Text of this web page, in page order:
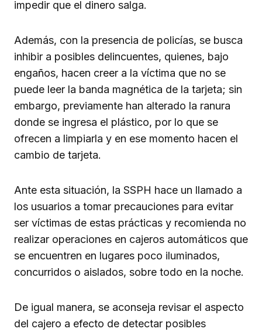
impedir que el dinero salga.
Además, con la presencia de policías, se busca
inhibir a posibles delincuentes, quienes, bajo
engaños, hacen creer a la víctima que no se
puede leer la banda magnética de la tarjeta; sin
embargo, previamente han alterado la ranura
donde se ingresa el plástico, por lo que se
ofrecen a limpiarla y en ese momento hacen el
cambio de tarjeta.
Ante esta situación, la SSPH hace un llamado a
los usuarios a tomar precauciones para evitar
ser víctimas de estas prácticas y recomienda no
realizar operaciones en cajeros automáticos que
se encuentren en lugares poco iluminados,
concurridos o aislados, sobre todo en la noche.
De igual manera, se aconseja revisar el aspecto
del cajero a efecto de detectar posibles